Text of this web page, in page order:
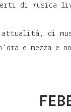
di musica
di
e mezza